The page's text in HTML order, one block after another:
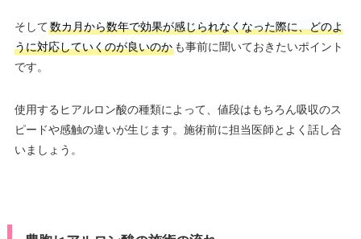
そして数カ月から数年で効果が感じられなくなった際に、どのよ
うに対応していくのが良いのかも事前に聞いておきたいポイント
です。
使用するヒアルロン酸の種類によって、値段はもちろん吸収のス
ピードや感触の違いが生じます。施術前に担当医師とよく話し合
いましょう。